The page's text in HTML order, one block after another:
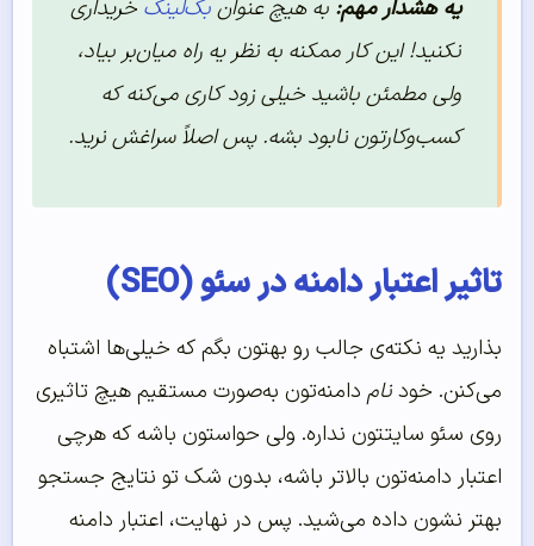
یه هشدار مهم: به هیچ عنوانبک‌لینک خریداری
نکنید! این کار ممکنه به نظر یه راه میان‌بر بیاد،
ولی مطمئن باشید خیلی زود کاری می‌کنه که
کسب‌وکارتون نابود بشه. پس اصلاً سراغش نرید.
تاثیر اعتبار دامنه در سئو (SEO)
بذارید یه نکته‌ی جالب رو بهتون بگم که خیلی‌ها اشتباه
می‌کنن. خودنام دامنه‌تون به‌صورت مستقیم هیچ تاثیری
روی سئو سایتتون نداره. ولی حواستون باشه که هرچی
اعتبار دامنه‌تون بالاتر باشه، بدون شک تو نتایج جستجو
بهتر نشون داده می‌شید. پس در نهایت، اعتبار دامنه